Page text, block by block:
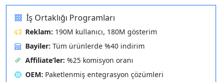
İş Ortaklığı Programları
Reklam: 190M kullanıcı, 180M gösterim
Bayiler: Tüm ürünlerde %40 indirim
Affiliate’ler: %25 komisyon oranı
OEM: Paketlenmiş entegrasyon çözümleri